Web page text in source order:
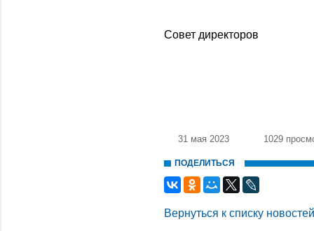
Совет директоров
31 мая 2023 1029
ПОДЕЛИТЬСЯ
Вернуться к списку новостей